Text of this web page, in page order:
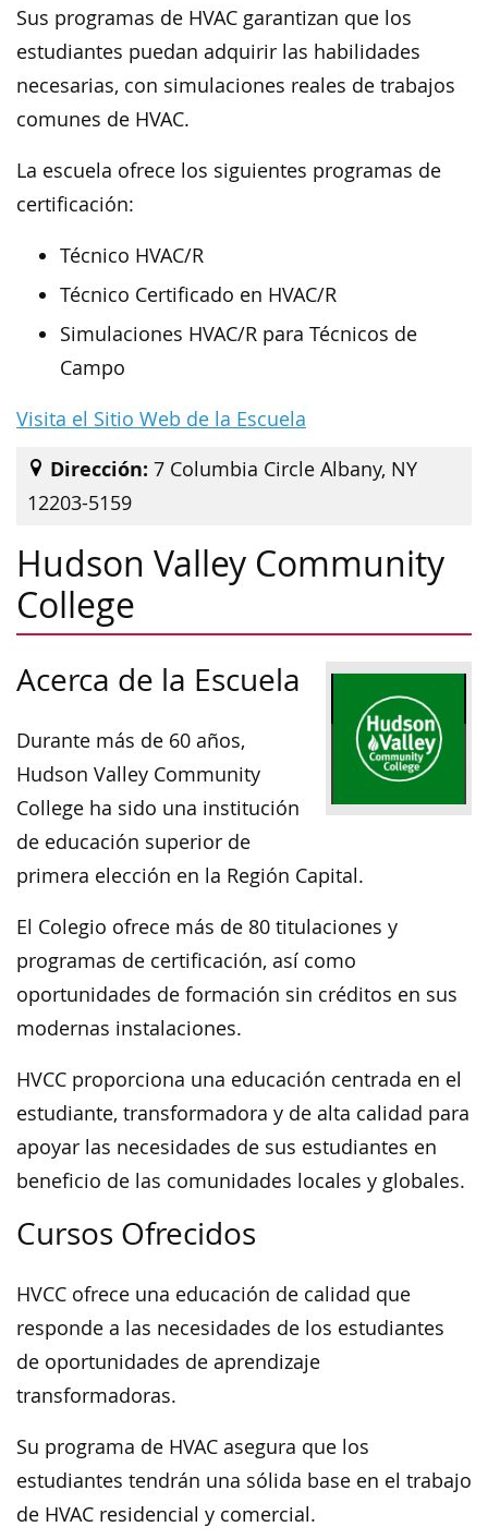
Sus programas de HVAC garantizan que los
estudiantes puedan adquirir las habilidades
necesarias, con simulaciones reales de trabajos
comunes de HVAC.
La escuela ofrece los siguientes programas de
certificación:
Técnico HVAC/R
Técnico Certificado en HVAC/R
Simulaciones HVAC/R para Técnicos de
Campo
Visita el Sitio Web de la Escuela
Dirección: 7 Columbia Circle Albany, NY
12203-5159
Hudson Valley Community
College
Acerca de la Escuela
Durante más de 60 años,
Hudson Valley Community
College ha sido una institución
de educación superior de
primera elección en la Región Capital.
El Colegio ofrece más de 80 titulaciones y
programas de certificación, así como
oportunidades de formación sin créditos en sus
modernas instalaciones.
HVCC proporciona una educación centrada en el
estudiante, transformadora y de alta calidad para
apoyar las necesidades de sus estudiantes en
beneficio de las comunidades locales y globales.
Cursos Ofrecidos
HVCC ofrece una educación de calidad que
responde a las necesidades de los estudiantes
de oportunidades de aprendizaje
transformadoras.
Su programa de HVAC asegura que los
estudiantes tendrán una sólida base en el trabajo
de HVAC residencial y comercial.